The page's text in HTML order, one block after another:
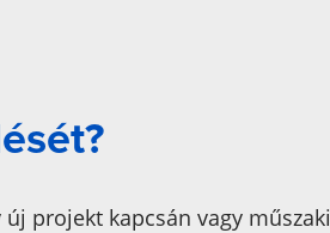
projekt kapcsán vagy műszaki